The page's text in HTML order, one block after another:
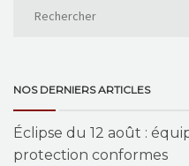
NOS DERNIERS ARTICLES
Éclipse du 12 août :
protection conformes